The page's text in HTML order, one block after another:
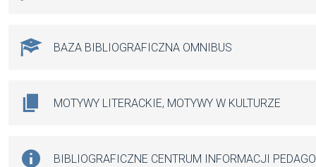
BAZA BIBLIOGRAFICZNA OMNIBUS
MOTYWY LITERACKIE, MOTYWY W KULTURZE
BIBLIOGRAFICZNE CENTRUM INFORMACJI